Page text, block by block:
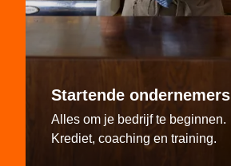
Startende ondernemers
Alles om je bedrijf te beginnen.
Krediet, coaching en training.